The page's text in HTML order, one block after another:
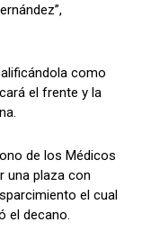
como
el frente y la
de los Médicos
una plaza con
el cual
el decano.